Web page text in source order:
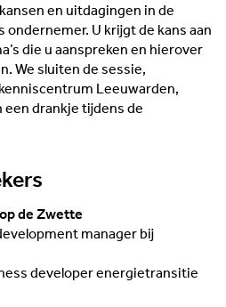
en uitdagingen in de
U krijgt de kans aan
die u aanspreken en hierover
We sluiten de sessie,
Leeuwarden,
een drankje tijdens de
de Zwette
manager bij
developer energietransitie